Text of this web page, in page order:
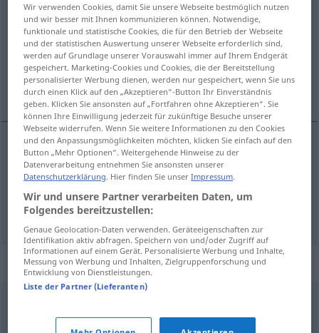
cichcemadv
Übersicht aller Übersetzungen
(Für mehr Details die Übersetzung anklicken/antippen)
sich davonschleichen...
Beispiele
wymknąćsięcichcem
sich davonschleichen, sichfortstehlen
Synonyme für "cichcem"
Wir verwenden Cookies, damit Sie unsere Webseite bestmöglich nutzen
und wir besser mit Ihnen kommunizieren können. Notwendige,
funktionale und statistische Cookies, die für den Betrieb der Webseite
und der statistischen Auswertung unserer Webseite erforderlich sind,
werden auf Grundlage unserer Vorauswahl immer auf Ihrem Endgerät
gespeichert. Marketing-Cookies und Cookies, die der Bereitstellung
personalisierter Werbung dienen, werden nur gespeichert, wenn Sie uns
durch einen Klick auf den „Akzeptieren“-Button Ihr Einverständnis
geben. Klicken Sie ansonsten auf „Fortfahren ohne Akzeptieren“. Sie
können Ihre Einwilligung jederzeit für zukünftige Besuche unserer
Webseite widerrufen. Wenn Sie weitere Informationen zu den Cookies
und den Anpassungsmöglichkeiten möchten, klicken Sie einfach auf den
Button „Mehr Optionen“. Weitergehende Hinweise zu der
Datenverarbeitung entnehmen Sie ansonsten unserer
Datenschutzerklärung. Hier finden Sie unserImpressum.
Wir und unsere Partner verarbeiten Daten, um
Folgendes bereitzustellen:
Genaue Geolocation-Daten verwenden. Geräteeigenschaften zur
Identifikation aktiv abfragen. Speichern von und/oder Zugriff auf
Informationen auf einem Gerät. Personalisierte Werbung und Inhalte,
Messung von Werbung und Inhalten, Zielgruppenforschung und
Entwicklung von Dienstleistungen.
Liste der Partner (Lieferanten)